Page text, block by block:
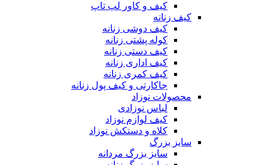
کیف و کاور لپ تاپ
کیف زنانه
کیف دوشی زنانه
کوله پشتی زنانه
کیف دستی زنانه
کیف اداری زنانه
کیف کمری زنانه
جاکارتی و کیف پول زنانه
محصولات نوزاد
لباس نوزادی
کیف لوازم نوزاد
کلاه و دستکش نوزاد
سایز بزرگ
سایز بزرگ مردانه